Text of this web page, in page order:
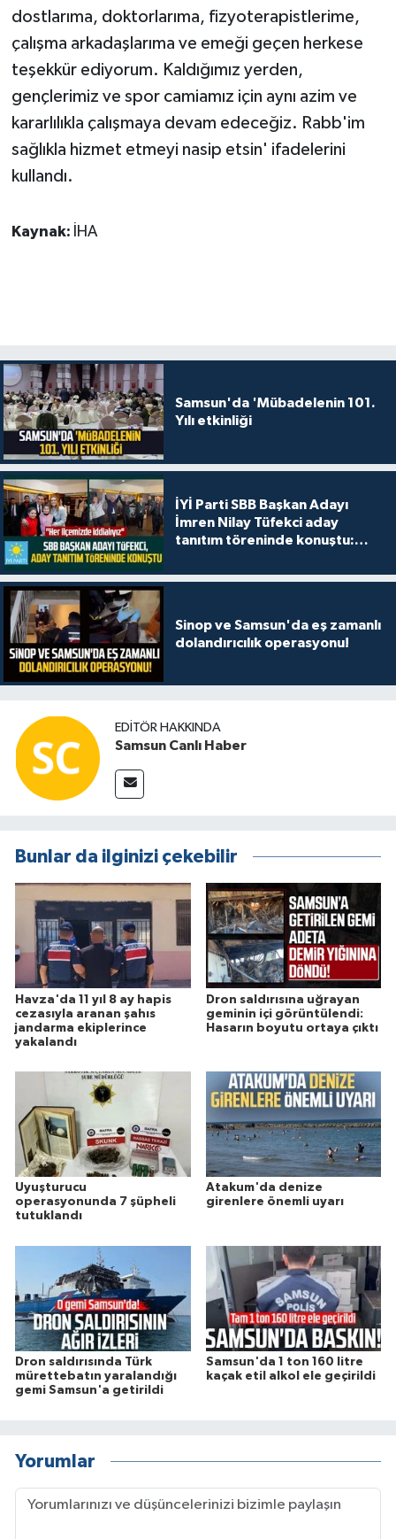
dostlarıma, doktorlarıma, fizyoterapistlerime,
çalışma arkadaşlarıma ve emeği geçen herkese
teşekkür ediyorum. Kaldığımız yerden,
gençlerimiz ve spor camiamız için aynı azim ve
kararlılıkla çalışmaya devam edeceğiz. Rabb'im
sağlıkla hizmet etmeyi nasip etsin' ifadelerini
kullandı.
Kaynak: İHA
Samsun'da 'Mübadelenin 101.
Yılı etkinliği
İYİ Parti SBB Başkan Adayı
İmren Nilay Tüfekci aday
tanıtım töreninde konuştu:
Sinop ve Samsun'da eş zamanlı
dolandırıcılık operasyonu!
EDITÖR HAKKINDA
Samsun Canlı Haber
Bunlar da ilginizi çekebilir
Havza'da 11 yıl 8 ay hapis
cezasıyla aranan şahıs
jandarma ekiplerince
yakalandı
Dron saldırısına uğrayan
geminin içi görüntülendi:
Hasarın boyutu ortaya çıktı
Uyuşturucu
operasyonunda 7 şüpheli
tutuklandı
Atakum'da denize
girenlere önemli uyarı
Dron saldırısında Türk
mürettebatın yaralandığı
gemi Samsun'a getirildi
Samsun'da 1 ton 160 litre
kaçak etil alkol ele geçirildi
Yorumlar